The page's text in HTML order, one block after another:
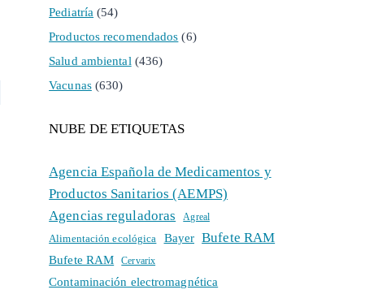
Pediatría (54)
Productos recomendados (6)
Salud ambiental (436)
Vacunas(630)
NUBE DE ETIQUETAS
Agencia Española de Medicamentos y
Productos Sanitarios (AEMPS)
Agencias reguladoras
Agreal
Alimentación ecológica Bayer Bufete RAM
Bufete RAM Cervarix
Contaminación electromagnética